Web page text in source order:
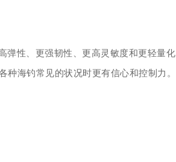
弹性、更强韧性、更高灵敏度和更轻量化
种海钓常见的状况时更有信心和控制力。